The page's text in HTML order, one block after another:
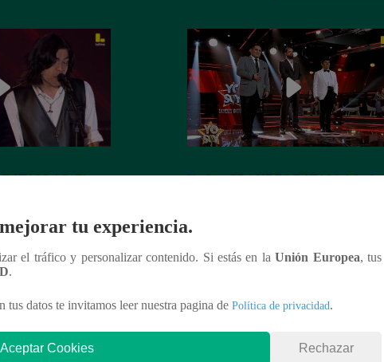
BATALLAS: El
Yo Soy GRANDES BATALLAS: ¡La
tu experiencia.
el tráfico y personalizar contenido. Si estás en laUnión Europea, tus
.
tus datos te invitamos leer nuestra pagina de Política de privacidad.
Aceptar Cookies Rechazar